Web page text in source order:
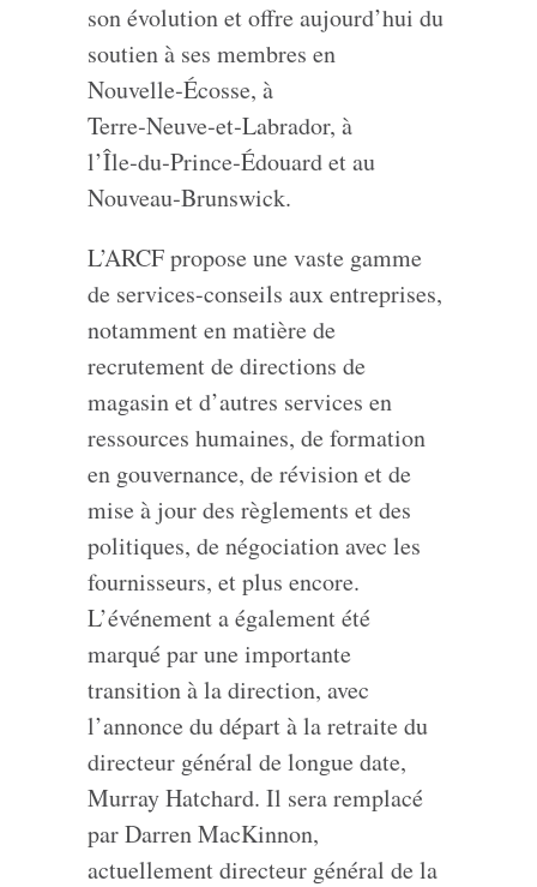
son évolution et offre aujourd’hui du
soutien à ses membres en
Nouvelle‑Écosse, à
Terre‑Neuve‑et‑Labrador, à
l’Île‑du‑Prince‑Édouard et au
Nouveau‑Brunswick.
L’ARCF propose une vaste gamme
de services-conseils aux entreprises,
notamment en matière de
recrutement de directions de
magasin et d’autres services en
ressources humaines, de formation
en gouvernance, de révision et de
mise à jour des règlements et des
politiques, de négociation avec les
fournisseurs, et plus encore.
L’événement a également été
marqué par une importante
transition à la direction, avec
l’annonce du départ à la retraite du
directeur général de longue date,
Murray Hatchard. Il sera remplacé
par Darren MacKinnon,
actuellement directeur général de la